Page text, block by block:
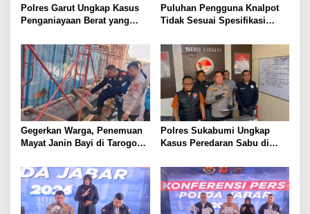
Polres Garut Ungkap Kasus
Penganiayaan Berat yang
Meninggal Dunia
Puluhan Pengguna Knalpot
Tidak Sesuai Spesifikasi
Penertiban Polisi
Gegerkan Warga, Penemuan
Mayat Janin Bayi di Tarogong
TKP
Polres Sukabumi Ungkap
Kasus Peredaran Sabu di
Tersangka Diamankan